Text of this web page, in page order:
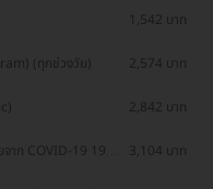
1,542 บาท
(ทุกช่วงวัย) 2,574 บาท
2,842 บาท
าก COVID-19 19
3,104 บาท